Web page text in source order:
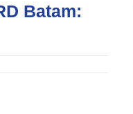
Batam: